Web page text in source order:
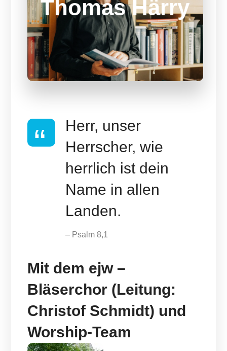
Thomas Härry
Bühne
Abschluss-Gottesdienst mit Thomas
Härry
Herr, unser
Herrscher, wie
herrlich ist dein
Name in allen
Landen.
– Psalm 8,1
Mit dem ejw –
Bläserchor (Leitung:
Christof Schmidt) und
Worship-Team